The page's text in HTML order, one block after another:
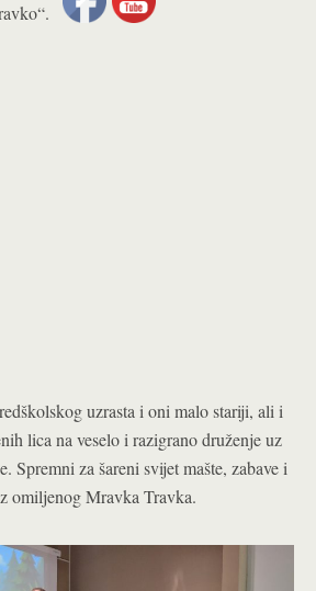
uzrasta i oni malo stariji, ali i
lica na veselo i razigrano druženje uz
Spremni za šareni svijet mašte, zabave i
omiljenog Mravka Travka.